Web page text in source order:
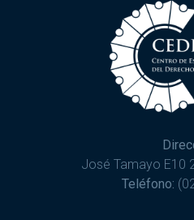
José Tamayo E10
Teléfono: